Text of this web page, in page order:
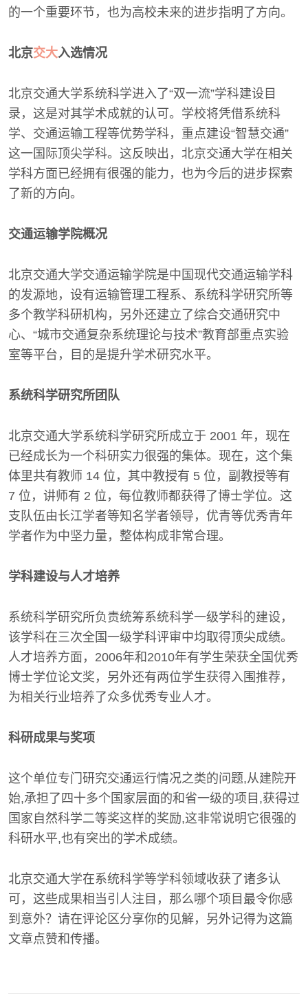
的一个重要环节，也为高校未来的进步指明了方向。
北京交大入选情况
北京交通大学系统科学进入了“双一流”学科建设目
录，这是对其学术成就的认可。学校将凭借系统科
学、交通运输工程等优势学科，重点建设“智慧交通”
这一国际顶尖学科。这反映出，北京交通大学在相关
学科方面已经拥有很强的能力，也为今后的进步探索
了新的方向。
交通运输学院概况
北京交通大学交通运输学院是中国现代交通运输学科
的发源地，设有运输管理工程系、系统科学研究所等
多个教学科研机构，另外还建立了综合交通研究中
心、“城市交通复杂系统理论与技术”教育部重点实验
室等平台，目的是提升学术研究水平。
系统科学研究所团队
北京交通大学系统科学研究所成立于 2001 年，现在
已经成长为一个科研实力很强的集体。现在，这个集
体里共有教师 14 位，其中教授有 5 位，副教授等有
7 位，讲师有 2 位，每位教师都获得了博士学位。这
支队伍由长江学者等知名学者领导，优青等优秀青年
学者作为中坚力量，整体构成非常合理。
学科建设与人才培养
系统科学研究所负责统筹系统科学一级学科的建设，
该学科在三次全国一级学科评审中均取得顶尖成绩。
人才培养方面，2006年和2010年有学生荣获全国优秀
博士学位论文奖，另外还有两位学生获得入围推荐，
为相关行业培养了众多优秀专业人才。
科研成果与奖项
这个单位专门研究交通运行情况之类的问题,从建院开
始,承担了四十多个国家层面的和省一级的项目,获得过
国家自然科学二等奖这样的奖励,这非常说明它很强的
科研水平,也有突出的学术成绩。
北京交通大学在系统科学等学科领域收获了诸多认
可，这些成果相当引人注目，那么哪个项目最令你感
到意外？请在评论区分享你的见解，另外记得为这篇
文章点赞和传播。